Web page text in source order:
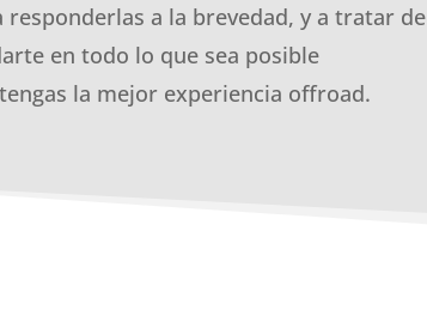
responderlas a la brevedad, y a tratar de
en todo lo que sea posible
la mejor experiencia offroad.